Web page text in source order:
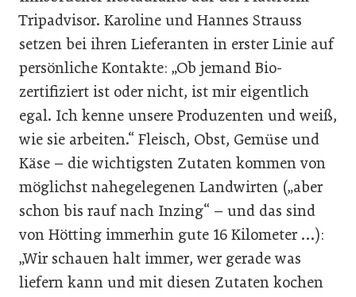
Trip­advisor. Karoline und Hannes Strauss
setzen bei ihren Lieferanten in erster Linie auf
persönliche Kontakte: „Ob jemand Bio-
zertifiziert ist oder nicht, ist mir eigentlich
egal. Ich kenne unsere Produzenten und weiß,
wie sie arbeiten.“ Fleisch, Obst, Gemüse und
Käse – die wichtigsten Zutaten kommen von
möglichst nahegelegenen Landwirten („aber
schon bis rauf nach Inzing“ – und das sind
von Hötting immerhin gute 16 Kilometer …):
„Wir schauen halt immer, wer gerade was
liefern kann und mit diesen Zutaten kochen